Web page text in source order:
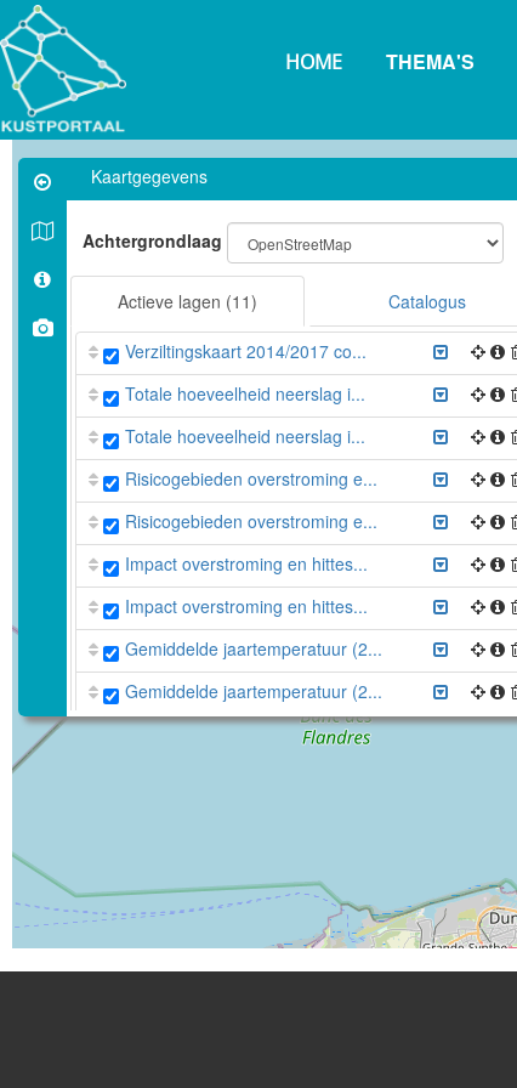
Overslaan
en
naar
de
inhoud
gaan
HOME THEMA'S
Kaartgegevens
Achtergrondlaag
Actieve lagen (11) Catalogus
Verziltingskaart 2014/2017 co...
Totale hoeveelheid neerslag i...
Totale hoeveelheid neerslag i...
Risicogebieden overstroming e...
Risicogebieden overstroming e...
Impact overstroming en hittes...
Impact overstroming en hittes...
Gemiddelde jaartemperatuur (2...
Gemiddelde jaartemperatuur (2...
Aantal droge dagen (2100, hoo...
Voeg nieuwe laag toe